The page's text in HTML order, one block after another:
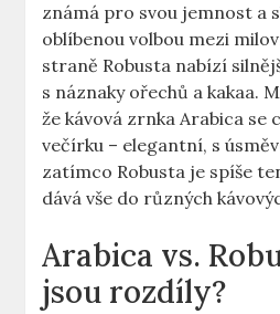
známá pro svou jemnost a
oblíbenou volbou mezi
straně Robusta nabízí
s náznaky ořechů a kakaa.
že kávová zrnka Arabica se
večírku – elegantní, s
zatímco Robusta je spíše
dává vše do různých
Arabica vs.
jsou rozdíly?